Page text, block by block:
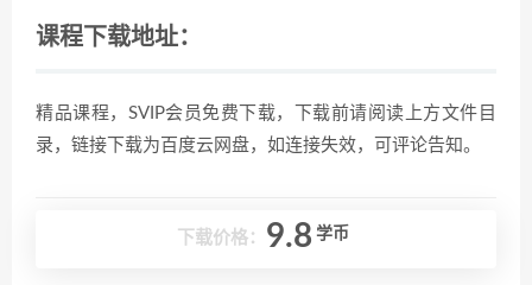
课程下载地址：
精品课程，SVIP会员免费下载，下载前请阅读上方文件目
录，链接下载为百度云网盘，如连接失效，可评论告知。
下载价格： 9.8 学币